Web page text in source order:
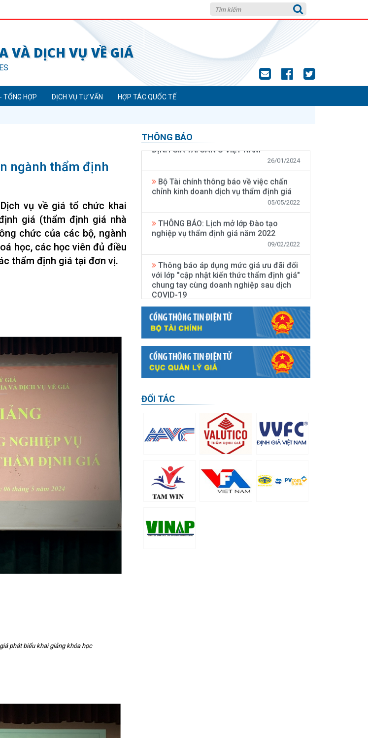
VÀ DỊCH VỤ VỀ GIÁ
TỔNG HỢP DỊCH VỤ TƯ VẤN HỢP TÁC QUỐC TẾ
ngành thẩm định
vụ về giá tổ chức khai
giá (thẩm định giá nhà
chức của các bộ, ngành
học, các học viên đủ điều
thẩm định giá tại đơn vị.
phát biểu khai giảng khóa học
THÔNG BÁO
ĐỊNH GIÁ TÀI SẢN Ở VIỆT NAM
chỉnh kinh doanh dịch vụ thẩm định giá
05/05/2022
nghiệp vụ thẩm định giá năm 2022
09/02/2022
với lớp "cập nhật kiến thức thẩm định giá"
chung tay cùng doanh nghiệp sau dịch
COVID-19
12/05/2020
Thông báo mở lớp Đào tạo nghiệp vụ
thẩm định giá tại Hà Nội năm 2020
11/05/2020
Thông báo 1119/TB-BTC về việc trao
thẻ thẩm định viên về giá kỳ thi lần thứ 14
năm 2019
Thông báo về việc mở lớp cập nhật
kiến thức thẩm định giá (lớp cuối cùng
của năm 2019)
16/04/2020
ĐỐI TÁC